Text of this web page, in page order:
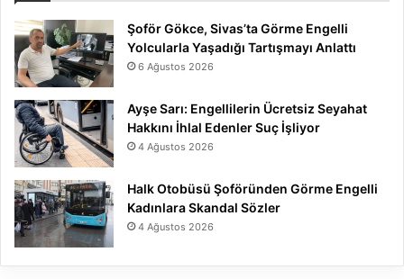
Şoför Gökce, Sivas’ta Görme Engelli
Yolcularla Yaşadığı Tartışmayı Anlattı
6 Ağustos 2026
Ayşe Sarı: Engellilerin Ücretsiz Seyahat
Hakkını İhlal Edenler Suç İşliyor
4 Ağustos 2026
Halk Otobüsü Şoföründen Görme Engelli
Kadınlara Skandal Sözler
4 Ağustos 2026